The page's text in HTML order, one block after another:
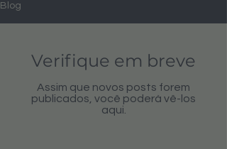
Blog
Verifique em breve
Assim que novos posts forem
publicados, você poderá vê-los
aqui.